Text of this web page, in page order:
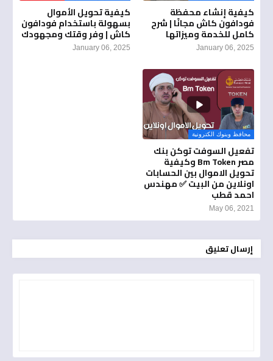
كيفية إنشاء محفظة
فودافون كاش مجانًا | شرح
كامل للخدمة وميزاتها
January 06, 2025
كيفية تحويل الأموال
بسهولة باستخدام فودافون
كاش | وفر وقتك ومجهودك
January 06, 2025
محافظ وبنوك الكترونية
تفعيل السوفت توكن بنك
مصر Bm Token وكيفية
تحويل الاموال بين الحسابات
اونلاين من البيت ✅ مهندس
احمد قطب
May 06, 2021
إرسال تعليق